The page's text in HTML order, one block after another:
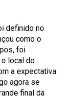
definido no
como o
foi
o local do
a expectativa
agora se
final da